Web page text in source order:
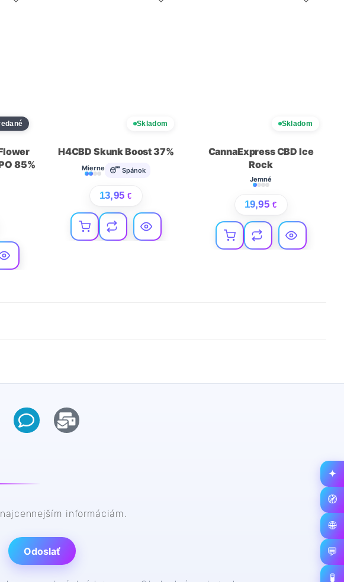
85%
Skladom
H4CBD Skunk Boost 37%
Mierne 😴 Spánok
13,95€
Skladom
CannaExpress CBD Ice
Rock
Jemné
19,95€
informáciám.
Odoslať
✦
🧭
🌐
💬
🧪